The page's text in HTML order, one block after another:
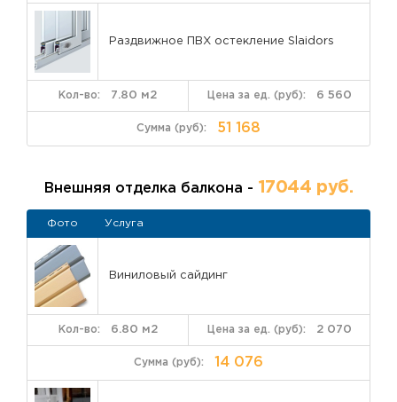
Раздвижное ПВХ остекление Slaidors
6 560
7.80 м2
51 168
Внешняя отделка балкона - 17044 руб.
Фото Услуга
Виниловый сайдинг
2 070
6.80 м2
14 076